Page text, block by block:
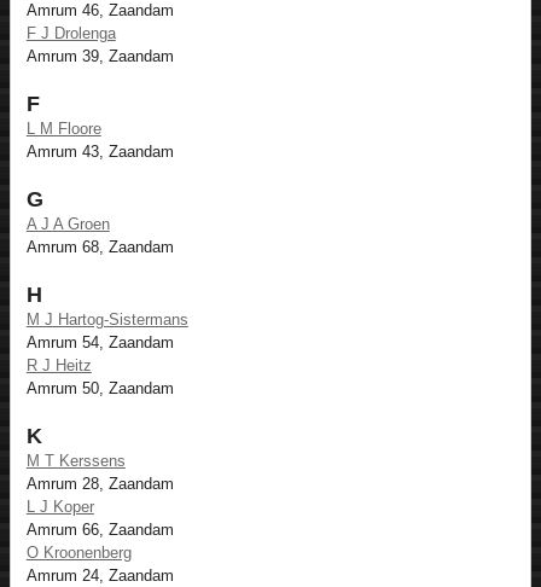
Amrum 46, Zaandam
F J Drolenga
Amrum 39, Zaandam
F
L M Floore
Amrum 43, Zaandam
G
A J A Groen
Amrum 68, Zaandam
H
M J Hartog-Sistermans
Amrum 54, Zaandam
R J Heitz
Amrum 50, Zaandam
K
M T Kerssens
Amrum 28, Zaandam
L J Koper
Amrum 66, Zaandam
O Kroonenberg
Amrum 24, Zaandam